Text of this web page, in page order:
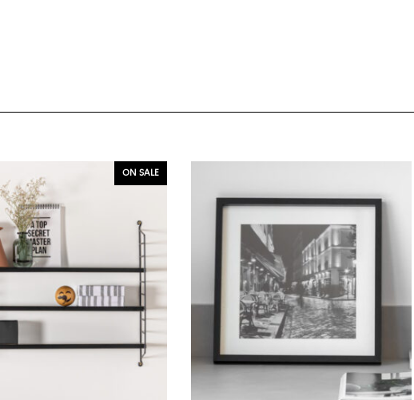
ON SALE